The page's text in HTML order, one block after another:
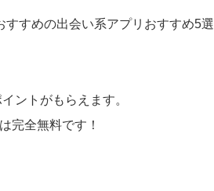
すめの出会い系アプリおすすめ5選
ントがもらえます。
完全無料です！